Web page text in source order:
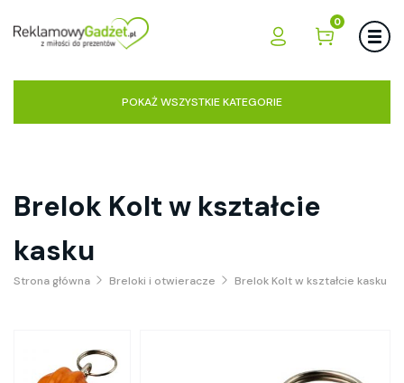
0
POKAŻ WSZYSTKIE KATEGORIE
Brelok Kolt w kształcie
kasku
Strona główna Breloki i otwieracze Brelok Kolt w kształcie kasku